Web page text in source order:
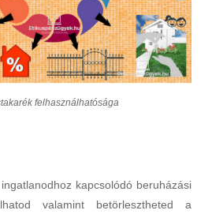
felhasználhatósága
kapcsolódó beruházási
valamint betörlesztheted a